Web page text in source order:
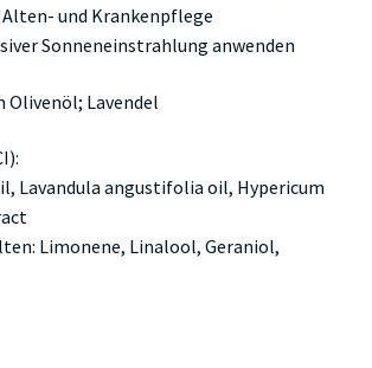
und Krankenpflege
Sonneneinstrahlung anwenden
Lavendel
Lavandula angustifolia oil, Hypericum
Limonene, Linalool, Geraniol,